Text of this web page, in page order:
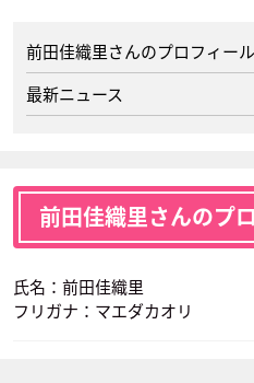
前田佳織里さんのプロフィール
最新ニュース
前田佳織里さんのプ
氏名：前田佳織里
フリガナ：マエダカオリ